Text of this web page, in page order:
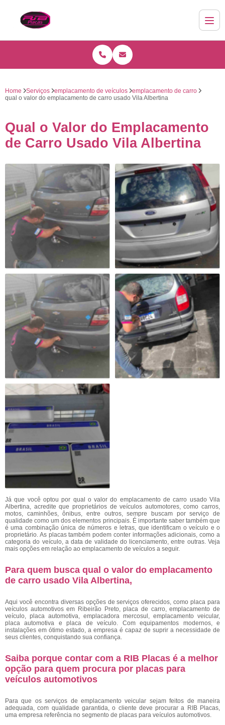
Home Serviços emplacamento de veículos
emplacamento de carro
qual o valor do emplacamento de carro usado Vila Albertina
Qual o Valor do Emplacamento
de Carro Usado Vila Albertina
Já que você optou por qual o valor do emplacamento de carro usado Vila
Albertina, acredite que proprietários de veículos automotores, como carros,
motos, caminhões, ônibus, entre outros, sempre buscam por serviço de
qualidade como um dos elementos principais. É importante saber também que
é uma combinação única de números e letras, que identificam o veículo e o
proprietário. As placas também podem conter informações adicionais, como a
categoria do veículo, a data de validade do licenciamento, entre outras. Veja
mais opções em relação ao emplacamento de veículos a seguir.
Para quem busca qual o valor do emplacamento
de carro usado Vila Albertina,
Aqui você encontra diversas opções de serviços oferecidos, como placa para
veículos automotivos em Ribeirão Preto, placa de carro, emplacamento de
veículo, placa automotiva, emplacadora mercosul, emplacamento veicular,
placa automotiva e placa de veículo. Com equipamentos modernos, e
instalações em ótimo estado, a empresa é capaz de suprir a necessidade de
seus clientes, conquistando sua confiança.
Saiba porque contar com a RIB Placas é a melhor
opção para quem procura por placas para
veículos automotivos
Para que os serviços de emplacamento veicular sejam feitos de maneira
adequada, com qualidade garantida, o cliente deve procurar a RIB Placas,
uma empresa referência no segmento de placas para veículos automotivos.